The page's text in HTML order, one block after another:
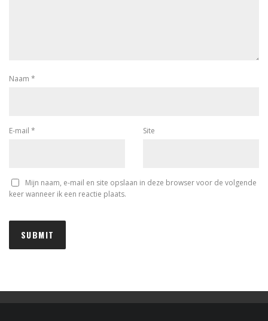
Naam *
E-mail * Site
Mijn naam, e-mail en site opslaan in deze browser voor de volgende
keer wanneer ik een reactie plaats.